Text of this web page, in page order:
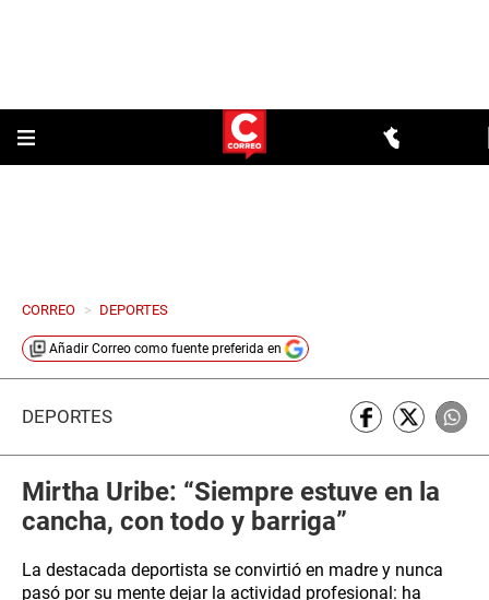
CORREO > DEPORTES
Añadir Correo como fuente preferida en
DEPORTES
Mirtha Uribe: “Siempre estuve en la
cancha, con todo y barriga”
La destacada deportista se convirtió en madre y nunca
pasó por su mente dejar la actividad profesional: ha